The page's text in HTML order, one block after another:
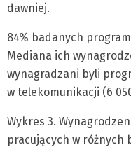
dawniej.
84% badanych
Mediana ich
wynagradzani byli
w telekomunikacji (6
Wykres 3.
pracujących w różnych